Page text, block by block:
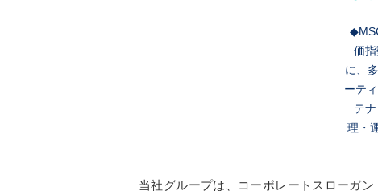
価
に、
ーテ
テ
理・
当社グループは、コーポレートスローガ